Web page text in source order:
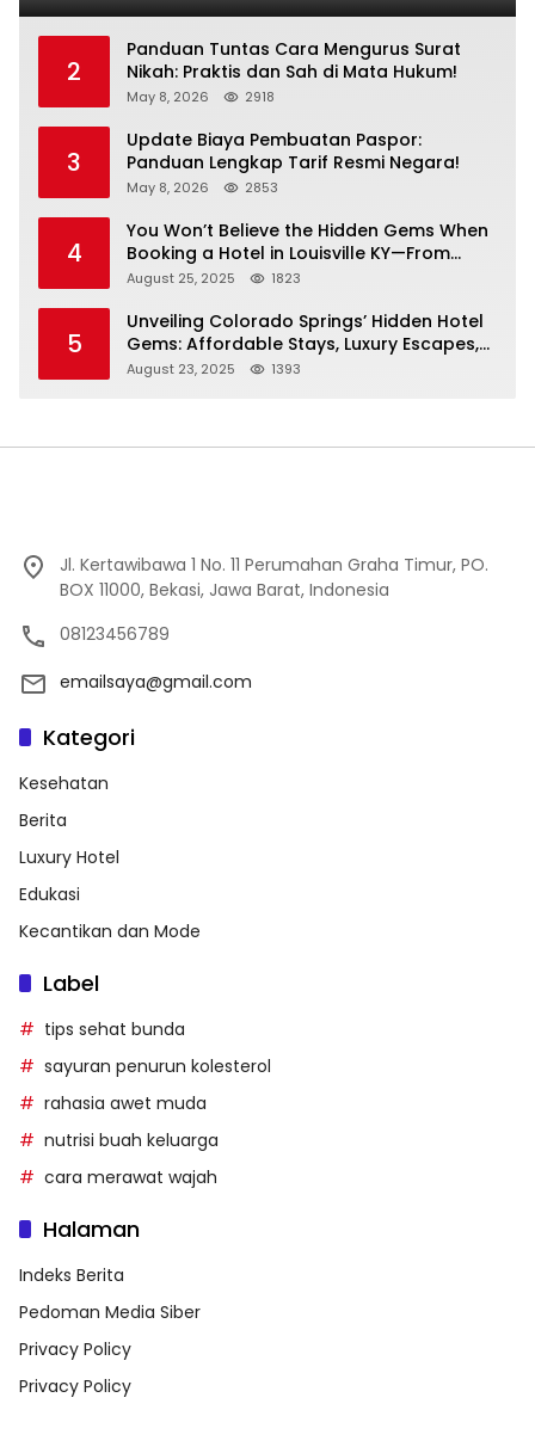
2
Panduan Tuntas Cara Mengurus Surat
Nikah: Praktis dan Sah di Mata Hukum!
May 8, 2026 2918
3
Update Biaya Pembuatan Paspor:
Panduan Lengkap Tarif Resmi Negara!
May 8, 2026 2853
4
You Won’t Believe the Hidden Gems When
Booking a Hotel in Louisville KY—From
Cheap to Luxe!
August 25, 2025 1823
5
Unveiling Colorado Springs’ Hidden Hotel
Gems: Affordable Stays, Luxury Escapes,
and Everything In Between!
August 23, 2025 1393
Jl. Kertawibawa 1 No. 11 Perumahan Graha Timur, PO.
BOX 11000, Bekasi, Jawa Barat, Indonesia
08123456789
emailsaya@gmail.com
Kategori
Kesehatan
Berita
Luxury Hotel
Edukasi
Kecantikan dan Mode
Label
tips sehat bunda
sayuran penurun kolesterol
rahasia awet muda
nutrisi buah keluarga
cara merawat wajah
Halaman
Indeks Berita
Pedoman Media Siber
Privacy Policy
Privacy Policy